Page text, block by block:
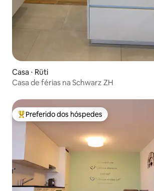
Casa ⋅ Rüti
Casa de férias na Schwarz ZH
Entre os melhores preferidos dos hóspedes
Preferido dos hóspedes